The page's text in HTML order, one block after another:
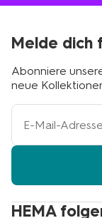
HEMA
Melde dich
Abonniere
neue
Ihre
Adresse